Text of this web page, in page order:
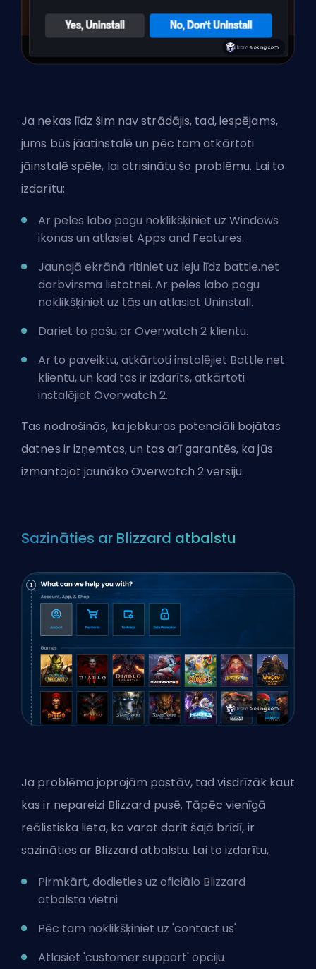
Ja nekas līdz šim nav strādājis, tad, iespējams,
jums būs jāatinstalē un pēc tam atkārtoti
jāinstalē spēle, lai atrisinātu šo problēmu. Lai to
izdarītu:
Ar peles labo pogu noklikšķiniet uz Windows
ikonas un atlasiet Apps and Features.
Jaunajā ekrānā ritiniet uz leju līdz battle.net
darbvirsma lietotnei. Ar peles labo pogu
noklikšķiniet uz tās un atlasiet Uninstall.
Dariet to pašu ar Overwatch 2 klientu.
Ar to paveiktu, atkārtoti instalējiet Battle.net
klientu, un kad tas ir izdarīts, atkārtoti
instalējiet Overwatch 2.
Tas nodrošinās, ka jebkuras potenciāli bojātas
datnes ir izņemtas, un tas arī garantēs, ka jūs
izmantojat jaunāko Overwatch 2 versiju.
Sazināties ar Blizzard atbalstu
Ja problēma joprojām pastāv, tad visdrīzāk kaut
kas ir nepareizi Blizzard pusē. Tāpēc vienīgā
reālistiska lieta, ko varat darīt šajā brīdī, ir
sazināties ar Blizzard atbalstu. Lai to izdarītu,
Pirmkārt, dodieties uz oficiālo Blizzard
atbalsta vietni
Pēc tam noklikšķiniet uz 'contact us'
Atlasiet 'customer support' opciju